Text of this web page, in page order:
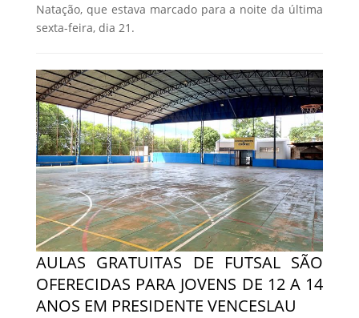
Natação, que estava marcado para a noite da última
sexta-feira, dia 21.
AULAS GRATUITAS DE FUTSAL SÃO
OFERECIDAS PARA JOVENS DE 12 A 14
ANOS EM PRESIDENTE VENCESLAU